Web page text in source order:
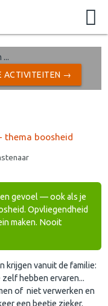
ACTIVITEITEN →
thema boosheid
gevoel — ook als je
Opvliegendheid
maken. Nooit
krijgen vanuit de familie:
hebben ervaren...
of niet verwerken en
een beetje zieker.